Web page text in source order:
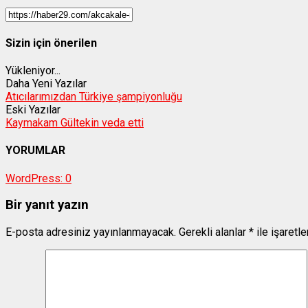
Sizin için önerilen
Yükleniyor...
Daha Yeni Yazılar
Atıcılarımızdan Türkiye şampiyonluğu
Eski Yazılar
Kaymakam Gültekin veda etti
YORUMLAR
WordPress: 0
Bir yanıt yazın
E-posta adresiniz yayınlanmayacak. Gerekli alanlar * ile